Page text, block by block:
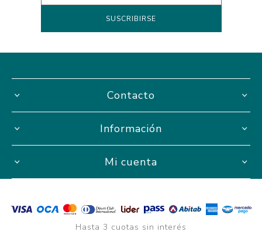
Contacto
Información
Mi cuenta
Hasta 3 cuotas sin interés